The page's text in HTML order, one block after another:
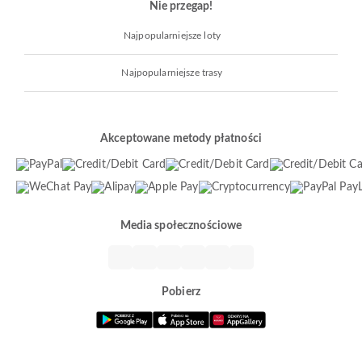
Nie przegap!
Najpopularniejsze loty
Najpopularniejsze trasy
Akceptowane metody płatności
Media społecznościowe
Pobierz